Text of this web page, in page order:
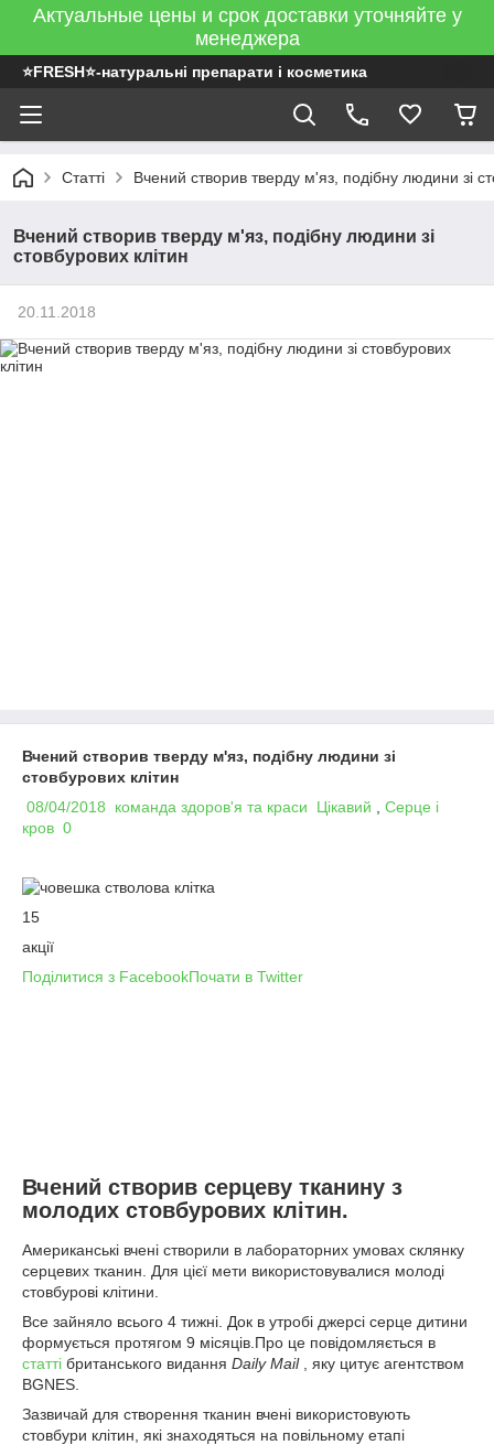
Актуальные цены и срок доставки уточняйте у
менеджера
⭐FRESH⭐-натуральні препарати і косметика
Статті Вчений створив тверду м'яз, подібну людини зі
Вчений створив тверду м'яз, подібну людини зі
стовбурових клітин
20.11.2018
Вчений створив тверду м'яз, подібну людини зі
стовбурових клітин
08/04/2018
команда здоров'я та краси Цікавий
Серце і
кров 0
15
акції
Поділитися з FacebookПочати в Twitter
Вчений створив серцеву тканину з
молодих стовбурових клітин.
Американські вчені створили в лабораторних умовах склянку
серцевих тканин. Для цієї мети використовувалися молоді
стовбурові клітини.
Все зайняло всього 4 тижні. Док в утробі джерсі серце дитини
формується протягом 9 місяців.Про це повідомляється в
статті британського видання Daily Mail, яку цитує агентством
BGNES.
Зазвичай для створення тканин вчені використовують
стовбури клітин, які знаходяться на повільному етапі